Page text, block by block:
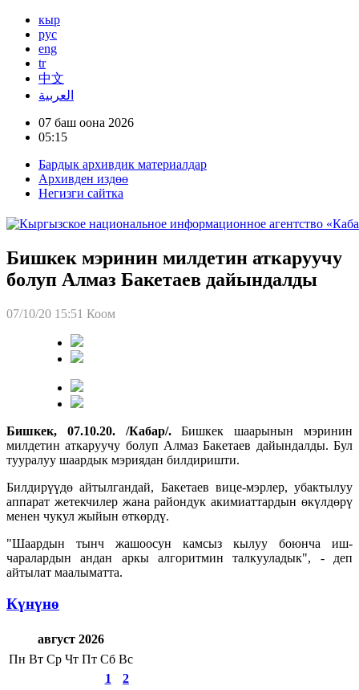
кыр
рус
eng
tr
中文
العربية
07 баш оона 2026
05:15
Бардык архивдик материалдар
Архивден издөө
Негизги сайтка
Бишкек мэринин милдетин аткаруучу
болуп Алмаз Бакетаев дайындалды
07/10/20 15:51 Коом
Бишкек, 07.10.20. /Кабар/.Бишкек шаарынын мэринин
милдетин аткаруучу болуп Алмаз Бакетаев дайындалды. Бул
тууралуу шаардык мэриядан билдиришти.
Билдирүүдө айтылгандай, Бакетаев вице-мэрлер, убактылуу
аппарат жетекчилер жана райондук акимиаттардын өкүлдөрү
менен чукул жыйын өткөрдү.
"Шаардын тынч жашоосун камсыз кылуу боюнча иш-
чаралардын андан аркы алгоритмин талкууладык", - деп
айтылат маалыматта.
Күнүнө
август 2026
Пн Вт Ср Чт Пт Сб Вс
1
2